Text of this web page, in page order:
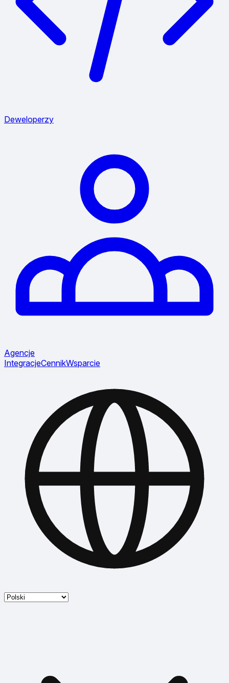
Deweloperzy
Agencje
IntegracjeCennikWsparcie